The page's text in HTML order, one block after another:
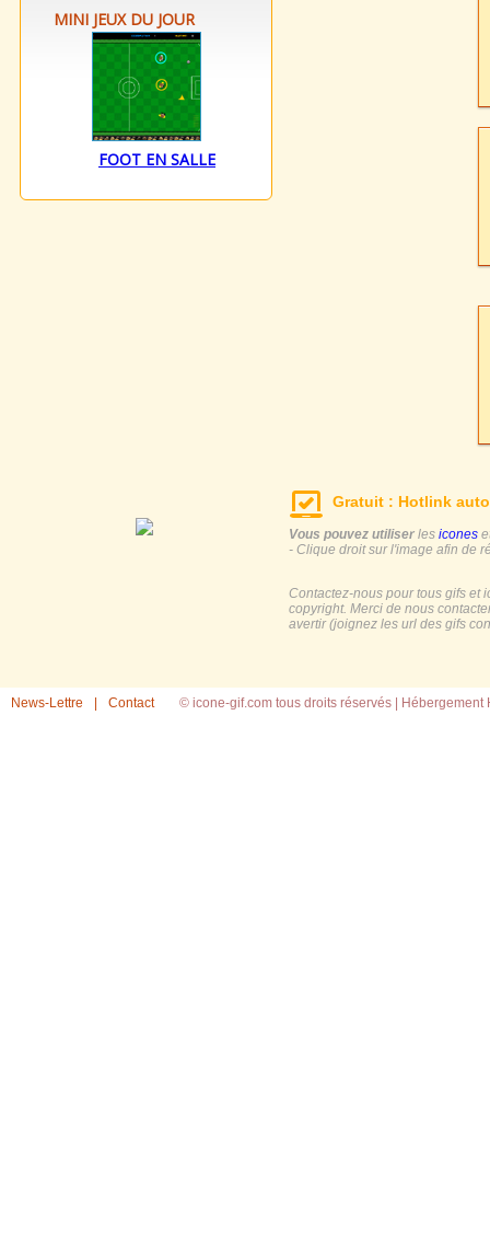
MINI JEUX DU JOUR
FOOT EN SALLE
Gratuit : Hotlink
Vous pouvez utiliser les icones
- Clique droit sur l'image afin de
Contactez-nous pour tous gifs et
copyright. Merci de nous
avertir (joignez les url des gifs
News-Lettre Contact © icone-gif.com tous droits réservés | Hébergement